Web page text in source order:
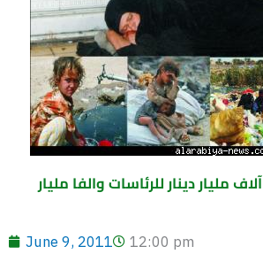
صدق او لا تصدق: 5 آلاف مليار دينار للرئاسات والفا مليار
June 9, 2011 12:00 pm